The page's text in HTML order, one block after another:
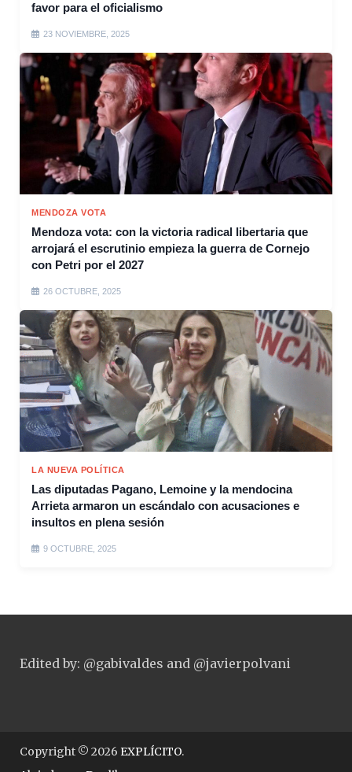
favor para el oficialismo
23 NOVIEMBRE, 2025
MENDOZA VOTA
Mendoza vota: con la victoria radical libertaria que
arrojará el escrutinio empieza la guerra de Cornejo
con Petri por el 2027
26 OCTUBRE, 2025
LA NUEVA POLÍTICA
Las diputadas Pagano, Lemoine y la mendocina
Arrieta armaron un escándalo con acusaciones e
insultos en plena sesión
9 OCTUBRE, 2025
Edited by: @gabivaldes and @javierpolvani
Copyright © 2026 EXPLÍCITO.